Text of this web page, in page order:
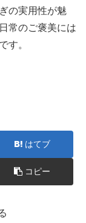
の実用性が魅
常のご褒美には
す。
はてブ
コピー